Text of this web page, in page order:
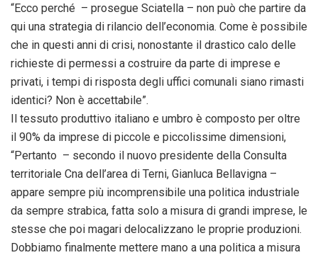
“Ecco perché – prosegue Sciatella – non può che partire da
qui una strategia di rilancio dell’economia. Come è possibile
che in questi anni di crisi, nonostante il drastico calo delle
richieste di permessi a costruire da parte di imprese e
privati, i tempi di risposta degli uffici comunali siano rimasti
identici? Non è accettabile”.
Il tessuto produttivo italiano e umbro è composto per oltre
il 90% da imprese di piccole e piccolissime dimensioni,
“Pertanto – secondo il nuovo presidente della Consulta
territoriale Cna dell’area di Terni, Gianluca Bellavigna –
appare sempre più incomprensibile una politica industriale
da sempre strabica, fatta solo a misura di grandi imprese, le
stesse che poi magari delocalizzano le proprie produzioni.
Dobbiamo finalmente mettere mano a una politica a misura